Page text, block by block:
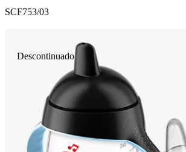
SCF753/03
Descontinuado